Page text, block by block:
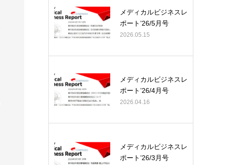
メディカルビジネスレ
ポート’26/5月号
2026.05.15
メディカルビジネスレ
ポート’26/4月号
2026.04.16
メディカルビジネスレ
ポート’26/3月号